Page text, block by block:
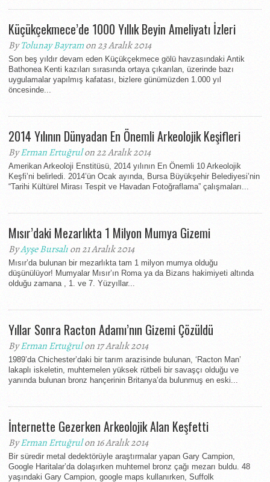
Küçükçekmece’de 1000 Yıllık Beyin Ameliyatı İzleri
ByTolunay Bayramon 23 Aralık 2014
Son beş yıldır devam eden Küçükçekmece gölü havzasındaki Antik
Bathonea Kenti kazıları sırasında ortaya çıkarılan, üzerinde bazı
uygulamalar yapılmış kafatası, bizlere günümüzden 1.000 yıl
öncesinde...
2014 Yılının Dünyadan En Önemli Arkeolojik Keşifleri
ByErman Ertuğrulon 22 Aralık 2014
Amerikan Arkeoloji Enstitüsü, 2014 yılının En Önemli 10 Arkeolojik
Keşfi’ni belirledi. 2014’ün Ocak ayında, Bursa Büyükşehir Belediyesi’nin
“Tarihi Kültürel Mirası Tespit ve Havadan Fotoğraflama” çalışmaları...
Mısır’daki Mezarlıkta 1 Milyon Mumya Gizemi
ByAyşe Bursalıon 21 Aralık 2014
Mısır’da bulunan bir mezarlıkta tam 1 milyon mumya olduğu
düşünülüyor! Mumyalar Mısır’ın Roma ya da Bizans hakimiyeti altında
olduğu zamana , 1. ve 7. Yüzyıllar...
Yıllar Sonra Racton Adamı’nın Gizemi Çözüldü
ByErman Ertuğrulon 17 Aralık 2014
1989’da Chichester’daki bir tarım arazisinde bulunan, ‘Racton Man’
lakaplı iskeletin, muhtemelen yüksek rütbeli bir savaşçı olduğu ve
yanında bulunan bronz hançerinin Britanya’da bulunmuş en eski...
İnternette Gezerken Arkeolojik Alan Keşfetti
ByErman Ertuğrulon 16 Aralık 2014
Bir süredir metal dedektörüyle araştırmalar yapan Gary Campion,
Google Haritalar’da dolaşırken muhtemel bronz çağı mezarı buldu. 48
yaşındaki Gary Campion, google maps kullanırken, Suffolk